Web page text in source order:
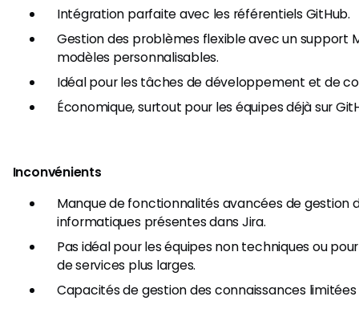
Intégration parfaite avec les référentiels GitHub.
Gestion des problèmes flexible avec un support
modèles personnalisables.
Idéal pour les tâches de développement et de
Économique, surtout pour les équipes déjà sur
Inconvénients
Manque de fonctionnalités avancées de gestion
informatiques présentes dans Jira.
Pas idéal pour les équipes non techniques ou
de services plus larges.
Capacités de gestion des connaissances